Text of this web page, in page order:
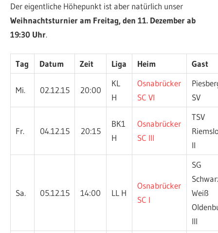
Der eigentliche Höhepunkt ist aber natürlich unser
Weihnachtsturnier am Freitag, den 11. Dezember ab
19:30 Uhr.
Tag Datum Zeit Liga Heim Gast
Mi. 02.12.15 20:00
KL
H
Osnabrücker
SC VI
SV
Fr. 04.12.15 20:15
BK1
H
Osnabrücker
SC III
TSV
II
Sa. 05.12.15 14:00 LL H
Osnabrücker
SC I
SG
Weiß
III